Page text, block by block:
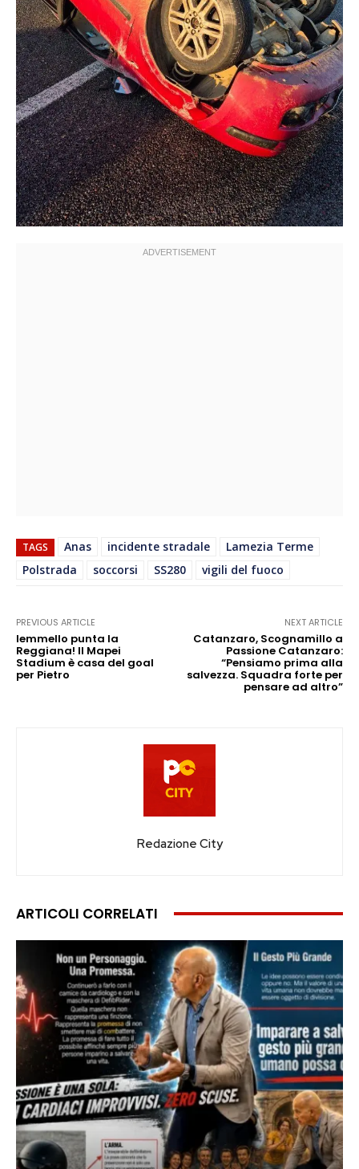
TAGS Anas incidente stradale
Lamezia Terme
Polstrada
soccorsi SS280 vigili del fuoco
PREVIOUS ARTICLE
Iemmello punta la
Reggiana! Il Mapei
Stadium è casa del goal
per Pietro
NEXT ARTICLE
Catanzaro, Scognamillo a
Passione Catanzaro:
“Pensiamo prima alla
salvezza. Squadra forte per
pensare ad altro”
Redazione City
ARTICOLI CORRELATI